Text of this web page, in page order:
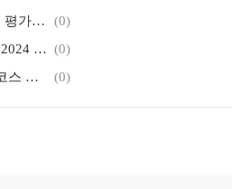
한국 튀니지 축구 국가대표 평가전 친선경기 상암 월드컵경기장 취식팁
(0)
캐나다 워킹홀리데이 나이 2024 직업 노하우 바이블 (0)
서울 시민 관광 예약 꿀팁 코스 추천(2)_2023 국군의날 시간행
(0)